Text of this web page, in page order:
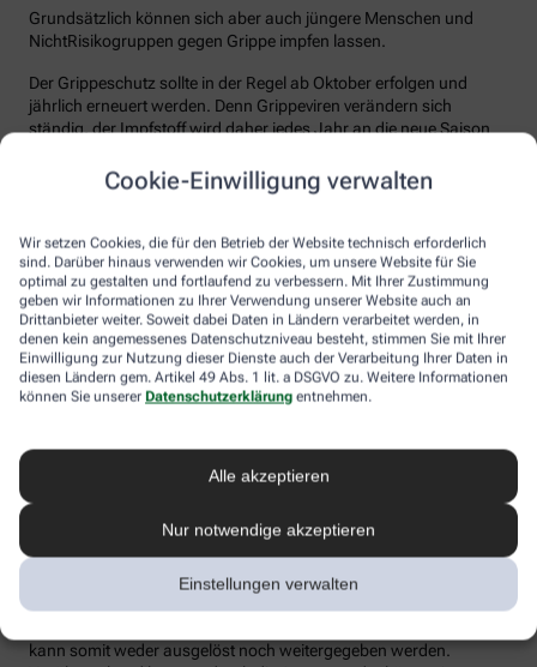
Cookie-Einwilligung verwalten
Wir setzen Cookies, die für den Betrieb der Website technisch erforderlich
sind. Darüber hinaus verwenden wir Cookies, um unsere Website für Sie
optimal zu gestalten und fortlaufend zu verbessern. Mit Ihrer Zustimmung
geben wir Informationen zu Ihrer Verwendung unserer Website auch an
Drittanbieter weiter. Soweit dabei Daten in Ländern verarbeitet werden, in
denen kein angemessenes Datenschutzniveau besteht, stimmen Sie mit Ihrer
Einwilligung zur Nutzung dieser Dienste auch der Verarbeitung Ihrer Daten in
diesen Ländern gem. Artikel 49 Abs. 1 lit. a DSGVO zu. Weitere Informationen
können Sie unserer Datenschutzerklärung entnehmen.
Alle akzeptieren
Nur notwendige akzeptieren
Einstellungen verwalten
Grundsätzlich können sich aber auch jüngere Menschen und
NichtRisikogruppen gegen Grippe impfen lassen.
Der Grippeschutz sollte in der Regel ab Oktober erfolgen und
jährlich erneuert werden. Denn Grippeviren verändern sich
ständig, der Impfstoff wird daher jedes Jahr an die neue Saison
der Körper einen ausreichenden Schutz vor einer Ansteckung
aufgebaut hat. Auch eine spätere Impfung zu Beginn des Jahres
Wie sicher ist der Impfstoff?
Jeder Grippeimpfstoff, der in Deutschland verwendet wird, muss
ein streng reguliertes Zulassungsverfahren durchlaufen. Hierbei
muss die Qualität, Wirksamkeit und Verträglichkeit in
wissenschaftlichen Studien nachgewiesen werden. Die Freigabe
erfolgt nach weiteren Prüfungen schließlich durch das Paul-
der Freigabe stetig weiter beobachtet.
Die Grippeimpfung ist in aller Regel gut verträglich. In den ersten
Frösteln oder Kopf- und Gliederschmerzen auftreten, die aber
meist binnen weniger Tage wieder abklingen. Mit einer Grippe
haben die Symptome allerdings nichts zu tun. Denn üblicherweise
kann somit weder ausgelöst noch weitergegeben werden.